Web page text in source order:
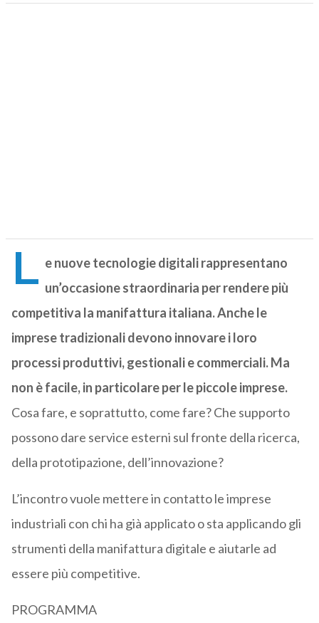
L e nuove tecnologie digitali rappresentano
un’occasione straordinaria per rendere più
competitiva la manifattura italiana. Anche le
imprese tradizionali devono innovare i loro
processi produttivi, gestionali e commerciali. Ma
non è facile, in particolare per le piccole imprese.
Cosa fare, e soprattutto, come fare? Che supporto
possono dare service esterni sul fronte della ricerca,
della prototipazione, dell’innovazione?
L’incontro vuole mettere in contatto le imprese
industriali con chi ha già applicato o sta applicando gli
strumenti della manifattura digitale e aiutarle ad
essere più competitive.
PROGRAMMA